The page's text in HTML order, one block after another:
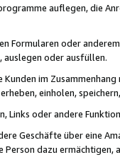
auflegen, die
Formularen oder
auslegen oder ausfüllen.
Kunden im
einholen,
Links oder andere
Geschäfte über eine
Person dazu